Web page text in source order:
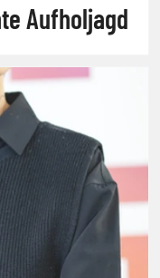
Aufholjagd